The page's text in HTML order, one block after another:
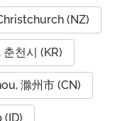
(NZ)
천시 (KR)
滁州市 (CN)
(ID)